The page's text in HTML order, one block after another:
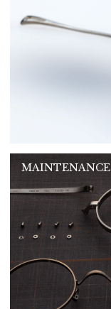
MAINTENANCE